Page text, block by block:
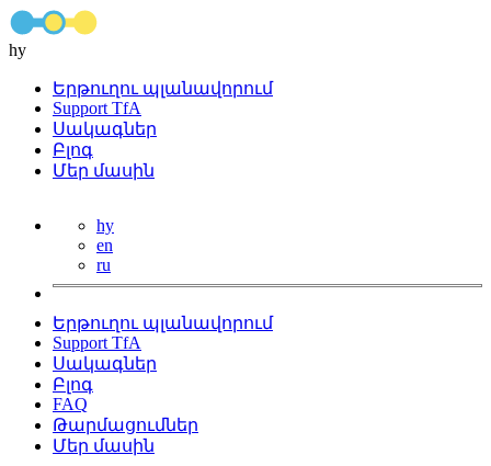
hy
Երթուղու պլանավորում
Support TfA
Սակագներ
Բլոգ
Մեր մասին
hy
en
ru
Երթուղու պլանավորում
Support TfA
Սակագներ
Բլոգ
FAQ
Թարմացումներ
Մեր մասին